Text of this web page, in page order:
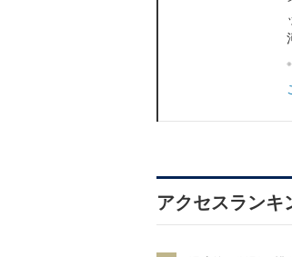
アクセスランキ